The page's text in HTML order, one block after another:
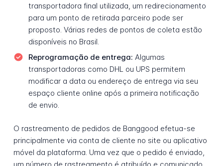
transportadora final utilizada, um redirecionamento
para um ponto de retirada parceiro pode ser
proposto. Várias redes de pontos de coleta estão
disponíveis no Brasil.
Reprogramação de entrega: Algumas
transportadoras como DHL ou UPS permitem
modificar a data ou endereço de entrega via seu
espaço cliente online após a primeira notificação
de envio.
O rastreamento de pedidos de Banggood efetua-se
principalmente via conta de cliente no site ou aplicativo
móvel da plataforma. Uma vez que o pedido é enviado,